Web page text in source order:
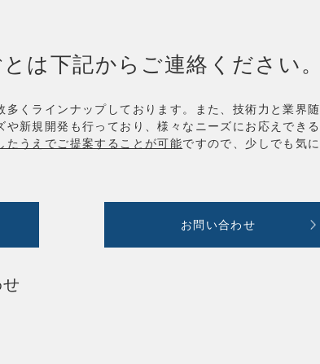
は下記からご連絡ください。
くラインナップしております。また、技術力と業界随
新規開発も行っており、様々なニーズにお応えできる
たうえでご提案することが可能ですので、少しでも気に
お問い合わせ